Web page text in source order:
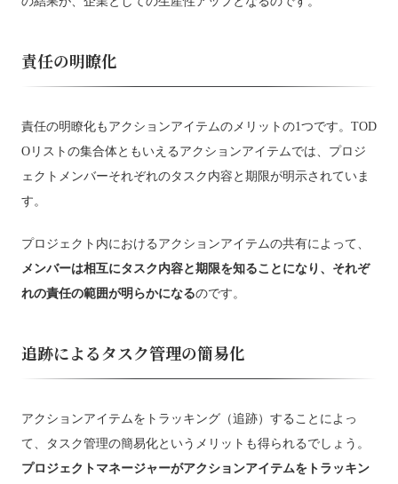
責任の明瞭化
責任の明瞭化もアクションアイテムのメリットの1つです。TOD
Oリストの集合体ともいえるアクションアイテムでは、プロジ
ェクトメンバーそれぞれのタスク内容と期限が明示されていま
す。
プロジェクト内におけるアクションアイテムの共有によって、
メンバーは相互にタスク内容と期限を知ることになり、それぞ
れの責任の範囲が明らかになるのです。
追跡によるタスク管理の簡易化
アクションアイテムをトラッキング（追跡）することによっ
て、タスク管理の簡易化というメリットも得られるでしょう。
プロジェクトマネージャーがアクションアイテムをトラッキン